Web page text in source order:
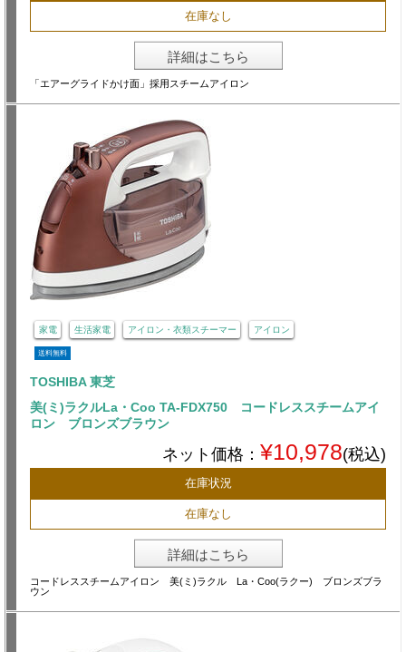
在庫なし
詳細はこちら
「エアーグライドかけ面」採用スチームアイロン
家電 生活家電 アイロン・衣類スチーマー アイロン
送料無料
TOSHIBA 東芝
美(ミ)ラクルLa・Coo TA-FDX750 コードレススチームアイ
ロン ブロンズブラウン
ネット価格： ¥10,978(税込)
在庫状況
在庫なし
詳細はこちら
コードレススチームアイロン 美(ミ)ラクル La・Coo(ラクー) ブロンズブラ
ウン